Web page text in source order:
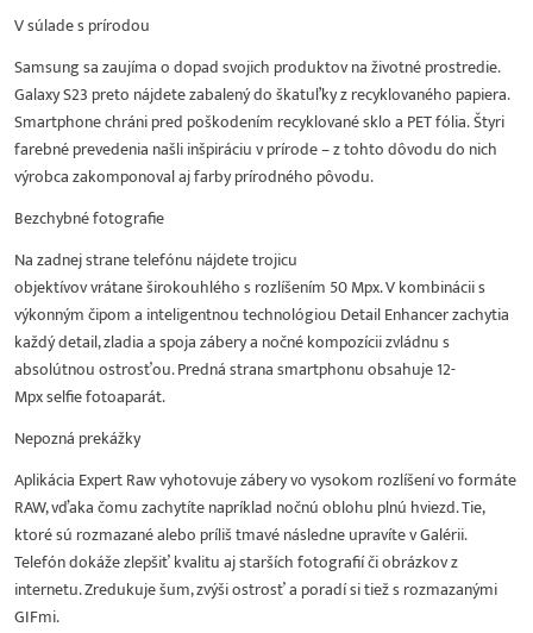
V súlade s prírodou
Samsung sa zaujíma o dopad svojich produktov na životné prostredie.
Galaxy S23 preto nájdete zabalený do škatuľky z recyklovaného papiera.
Smartphone chráni pred poškodením recyklované sklo a PET fólia. Štyri
farebné prevedenia našli inšpiráciu v prírode – z tohto dôvodu do nich
výrobca zakomponoval aj farby prírodného pôvodu.
Bezchybné fotografie
Na zadnej strane telefónu nájdete trojicu
objektívov vrátane širokouhlého s rozlíšením 50 Mpx. V kombinácii s
výkonným čipom a inteligentnou technológiou Detail Enhancer zachytia
každý detail, zladia a spoja zábery a nočné kompozícii zvládnu s
absolútnou ostrosťou. Predná strana smartphonu obsahuje 12-
Mpx selfie fotoaparát.
Nepozná prekážky
Aplikácia Expert Raw vyhotovuje zábery vo vysokom rozlíšení vo formáte
RAW, vďaka čomu zachytíte napríklad nočnú oblohu plnú hviezd. Tie,
ktoré sú rozmazané alebo príliš tmavé následne upravíte v Galérii.
Telefón dokáže zlepšiť kvalitu aj starších fotografií či obrázkov z
internetu. Zredukuje šum, zvýši ostrosť a poradí si tiež s rozmazanými
GIFmi.